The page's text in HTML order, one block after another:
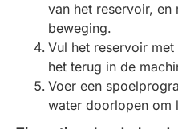
van het reservoir, en
beweging.
Vul het reservoir
het terug in de
Voer een
water doorlopen om